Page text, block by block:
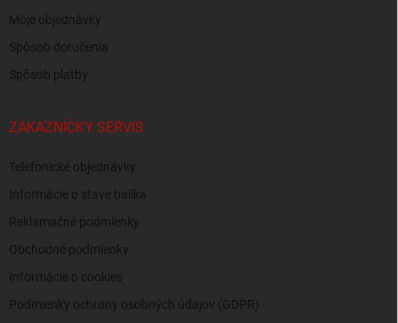
Moje objednávky
Spôsob doručenia
Spôsob platby
ZÁKAZNÍCKY SERVIS
Telefonické objednávky
Informácie o stave balíka
Reklamačné podmienky
Obchodné podmienky
Informácie o cookies
Podmienky ochrany osobných údajov (GDPR)